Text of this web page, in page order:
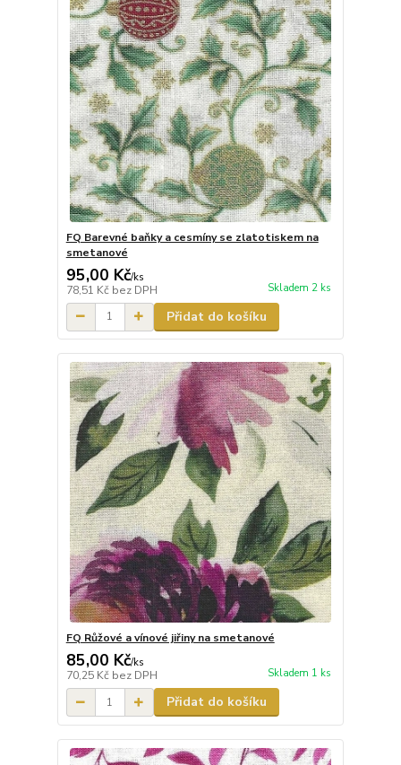
FQ Barevné baňky a cesmíny se zlatotiskem na
smetanové
95,00 Kč/ks
78,51 Kč bez DPH Skladem 2 ks
Přidat do košíku
FQ Růžové a vínové jiřiny na smetanové
85,00 Kč/ks
70,25 Kč bez DPH Skladem 1 ks
Přidat do košíku